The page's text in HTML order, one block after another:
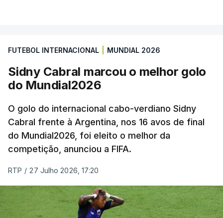
FUTEBOL INTERNACIONAL MUNDIAL 2026
Sidny Cabral marcou o melhor golo
do Mundial2026
O golo do internacional cabo-verdiano Sidny
Cabral frente à Argentina, nos 16 avos de final
do Mundial2026, foi eleito o melhor da
competição, anunciou a FIFA.
RTP / 27 Julho 2026, 17:20